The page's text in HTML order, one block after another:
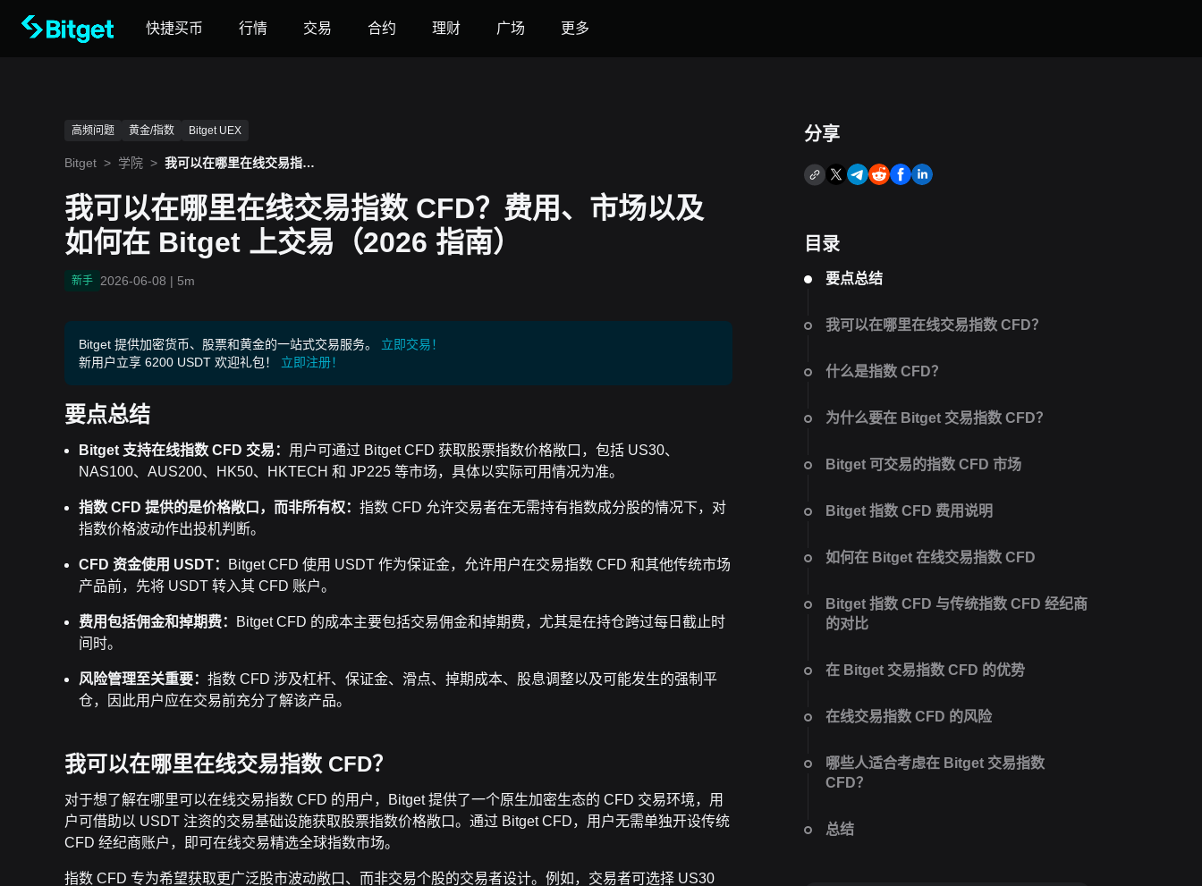
快捷买币 行情 交易 合约 理财 广场 更多
高频问题 黄金/指数 Bitget UEX
Bitget > 学院 > 我可以在哪里在线交易指数
在 Bitget 上交易（2026 指
南）
我可以在哪里在线交易指数 CFD？费用、市场以及
如何在 Bitget 上交易（2026 指南）
新手 2026-06-08 | 5m
Bitget 提供加密货币、股票和黄金的一站式交易服务。
立即交易！
新用户立享 6200 USDT 欢迎礼包！
立即注册！
要点总结
Bitget 支持在线指数 CFD 交易： 用户可通过 Bitget CFD 获取股票指数价格敞口，包括 US30、
NAS100、AUS200、HK50、HKTECH 和 JP225 等市场，具体以实际可用情况为准。
指数 CFD 提供的是价格敞口，而非所有权： 指数 CFD 允许交易者在无需持有指数成分股的情况下，对
指数价格波动作出投机判断。
CFD 资金使用 USDT：
Bitget CFD 使用 USDT 作为保证金，允许用户在交易指数 CFD 和其他传统市场
产品前，先将 USDT 转入其 CFD 账户。
费用包括佣金和掉期费：
Bitget CFD 的成本主要包括交易佣金和掉期费，尤其是在持仓跨过每日截止时
间时。
风险管理至关重要： 指数 CFD 涉及杠杆、保证金、滑点、掉期成本、股息调整以及可能发生的强制平
仓，因此用户应在交易前充分了解该产品。
我可以在哪里在线交易指数 CFD？
对于想了解在哪里可以在线交易指数 CFD 的用户，Bitget 提供了一个原生加密生态的 CFD 交易环境，用
户可借助以 USDT 注资的交易基础设施获取股票指数价格敞口。通过 Bitget CFD，用户无需单独开设传统
CFD 经纪商账户，即可在线交易精选全球指数市场。
指数 CFD 专为希望获取更广泛股市波动敞口、而非交易个股的交易者设计。例如，交易者可选择 US30
分享
目录
要点总结
我可以在哪里在线交易指数 CFD？
什么是指数 CFD？
为什么要在 Bitget 交易指数 CFD？
Bitget 可交易的指数 CFD 市场
Bitget 指数 CFD 费用说明
如何在 Bitget 在线交易指数 CFD
Bitget 指数 CFD 与传统指数 CFD 经纪商
的对比
在 Bitget 交易指数 CFD 的优势
在线交易指数 CFD 的风险
哪些人适合考虑在 Bitget 交易指数
CFD？
总结